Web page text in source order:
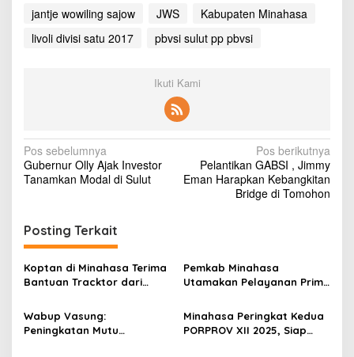
jantje wowiling sajow JWS
Kabupaten Minahasa
livoli divisi satu 2017
pbvsi sulut pp pbvsi
Ikuti Kami
N
a
i
g
a
s
i
p
Pos sebelumnya
Gubernur Olly Ajak Investor
Tanamkan Modal di Sulut
Pos berikutnya
Pelantikan GABSI , Jimmy
Eman Harapkan Kebangkitan
Bridge di Tomohon
Posting Terkait
Koptan di Minahasa Terima
Bantuan Tracktor dari
Ketahanan Pangan
Pemkab Minahasa
Utamakan Pelayanan Prima
Wabup Vasung:
Peningkatan Mutu
Minahasa Peringkat Kedua
PORPROV XII 2025, Siap